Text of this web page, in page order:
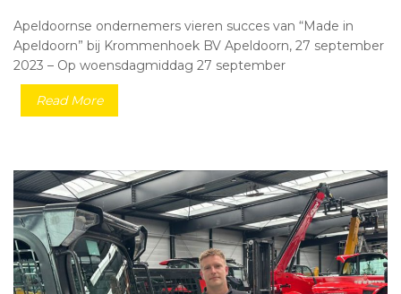
Apeldoornse ondernemers vieren succes van “Made in
Apeldoorn” bij Krommenhoek BV Apeldoorn, 27 september
2023 – Op woensdagmiddag 27 september
Read More